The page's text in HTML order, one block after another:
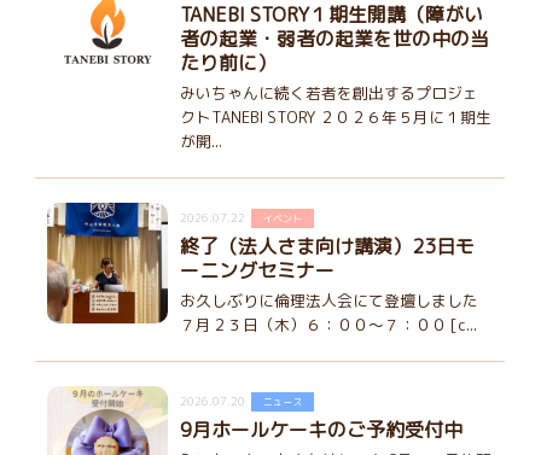
TANEBI STORY１期生開講（障がい
者の起業・弱者の起業を世の中の当
たり前に）
みいちゃんに続く若者を創出するプロジェ
クトTANEBI STORY ２０２６年５月に１期生
が開...
2026.07.22 イベント
終了（法人さま向け講演）23日モ
ーニングセミナー
お久しぶりに倫理法人会にて登壇しました
７月２３日（木）６：００～７：００ [c...
2026.07.20 ニュース
9月ホールケーキのご予約受付中